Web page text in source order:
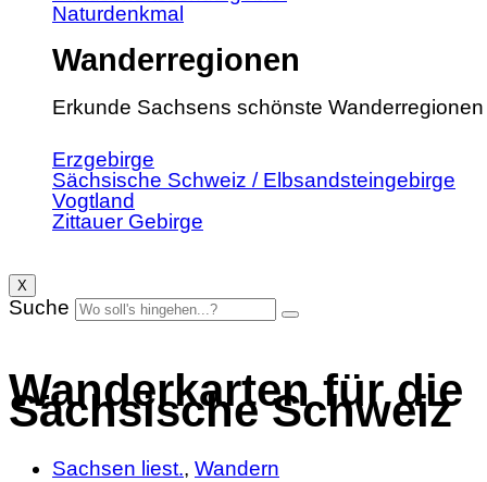
Naturdenkmal
Wanderregionen
Erkunde Sachsens schönste Wanderregionen
Erzgebirge
Sächsische Schweiz / Elbsandsteingebirge
Vogtland
Zittauer Gebirge
X
Suche
Wanderkarten für die
Sächsische Schweiz
Sachsen liest., Wandern